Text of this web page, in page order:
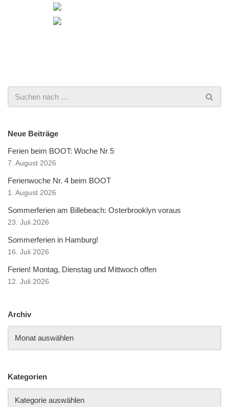
Neue Beiträge
Ferien beim BOOT: Woche Nr 5
7. August 2026
Ferienwoche Nr. 4 beim BOOT
1. August 2026
Sommerferien am Billebeach: Osterbrooklyn voraus
23. Juli 2026
Sommerferien in Hamburg!
16. Juli 2026
Ferien! Montag, Dienstag und Mittwoch offen
12. Juli 2026
Archiv
Kategorien